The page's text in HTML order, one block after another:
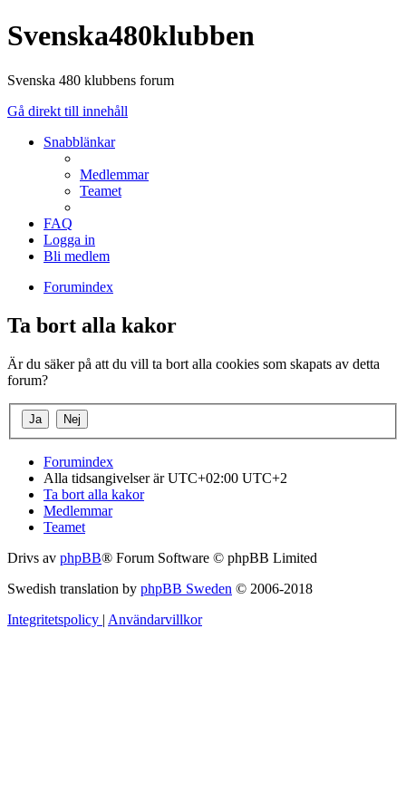
Svenska480klubben
Svenska 480 klubbens forum
Gå direkt till innehåll
Snabblänkar
Medlemmar
Teamet
FAQ
Logga in
Bli medlem
Forumindex
Ta bort alla kakor
Är du säker på att du vill ta bort alla cookies som skapats av detta
forum?
Forumindex
Alla tidsangivelser är UTC+02:00 UTC+2
Ta bort alla kakor
Medlemmar
Teamet
Drivs av phpBB® Forum Software © phpBB Limited
Swedish translation by phpBB Sweden © 2006-2018
Integritetspolicy | Användarvillkor